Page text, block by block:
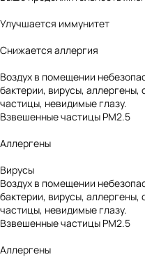
Улучшается иммунитет
Снижается аллергия
Воздух в помещении
бактерии, вирусы, аллергены,
частицы, невидимые глазу.
Взвешенные частицы PM2.5
Аллергены
Вирусы
Воздух в помещении
бактерии, вирусы, аллергены,
частицы, невидимые глазу.
Взвешенные частицы PM2.5
Аллергены